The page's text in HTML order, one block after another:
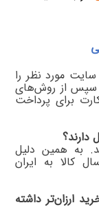
مورد نظر را
و سپس از روش‌های
برای پرداخت
دارند؟
به همین دلیل
کالا به ایران
ارزان‌تر داشته